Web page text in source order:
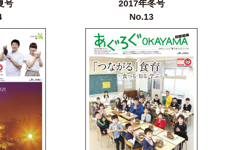
号
2017年冬号
No.13